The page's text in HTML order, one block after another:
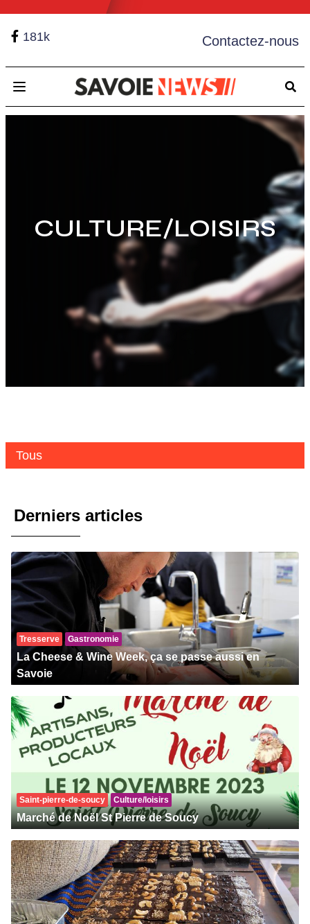
181k Contactez-nous
Open main menu
CULTURE/LOISIRS
Tous
Derniers articles
Tresserve Gastronomie
La Cheese & Wine Week, ça se passe aussi en
Savoie
Saint-pierre-de-soucy Culture/loisirs
Marché de Noël St Pierre de Soucy